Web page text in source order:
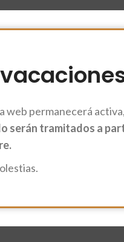
web permanecerá
serán tramitados a